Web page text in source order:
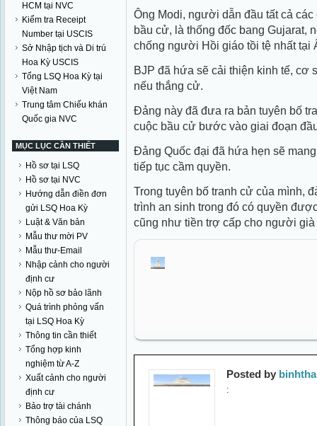
HCM tại NVC
Kiểm tra Receipt
Number tại USCIS
Sở Nhập tịch và Di trú
Hoa Kỳ USCIS
Tổng LSQ Hoa Kỳ tại
Việt Nam
Trung tâm Chiếu khán
Quốc gia NVC
MỤC LỤC CẦN THIẾT
Hồ sơ tại LSQ
Hồ sơ tại NVC
Hướng dẫn điền đơn
gửi LSQ Hoa Kỳ
Luật & Văn bản
Mẫu thư mời PV
Mẫu thư-Email
Nhập cảnh cho người
định cư
Nộp hồ sơ bảo lãnh
Quá trình phỏng vấn
tại LSQ Hoa Kỳ
Thông tin cần thiết
Tổng hợp kinh
nghiệm từ A-Z
Xuất cảnh cho người
định cư
Bảo trợ tài chánh
Thông báo của LSQ
Ông Modi, người dẫn đầu tất cả
bầu cử, là thống đốc bang Gujarat,
chống người Hồi giáo tồi tệ nhất tại
BJP đã hứa sẽ cải thiện kinh tế, cơ
nếu thắng cử.
Đảng này đã đưa ra bản tuyên bố
cuộc bầu cử bước vào giai đoạn
Đảng Quốc đại đã hứa hẹn sẽ
tiếp tục cầm quyền.
Trong tuyên bố tranh cử của mình,
trình an sinh trong đó có quyền
cũng như tiền trợ cấp cho người
Posted by
: